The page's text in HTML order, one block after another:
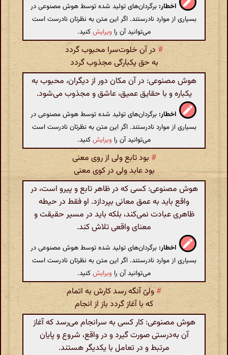
اخطار: برگردان‌های تولید شده توسط هوش مصنوعی در
بسیاری از موارد نادرستند. اگر این متن به نظرتان نادرست است
می‌توانید آن را ویرایشکنید.
# در آن خلوت‌سرا محبوب گردد
به حق یکبارگی مجذوب گردد
هوش مصنوعی: در آن مکان دور از دیگران، محبوب به
یکباره و با حقایق عمیق، عاشق و مجذوب می‌شود.
اخطار: برگردان‌های تولید شده توسط هوش مصنوعی در
بسیاری از موارد نادرستند. اگر این متن به نظرتان نادرست است
می‌توانید آن را ویرایشکنید.
# بود تابع ولی از روی معنی
بود عابد ولی در کوی معنی
هوش مصنوعی: کسی که در ظاهر تابع و پیرو است، در
واقع باید به عمق معانی بپردازد. او فقط در حیطه
ظاهری عبادت نمی‌کند، بلکه باید در مسیر حقیقت و
معنای واقعی تلاش کند.
اخطار: برگردان‌های تولید شده توسط هوش مصنوعی در
بسیاری از موارد نادرستند. اگر این متن به نظرتان نادرست است
می‌توانید آن را ویرایشکنید.
#ولیّ آنگه رسد کارش به اتمام
که با آغاز گردد باز از انجام
هوش مصنوعی: کار کسی به سرانجام می‌رسد که آغاز
آن به‌درستی صورت گیرد و در واقع، شروع و پایان
مرتبط و در تعامل با یکدیگر هستند.